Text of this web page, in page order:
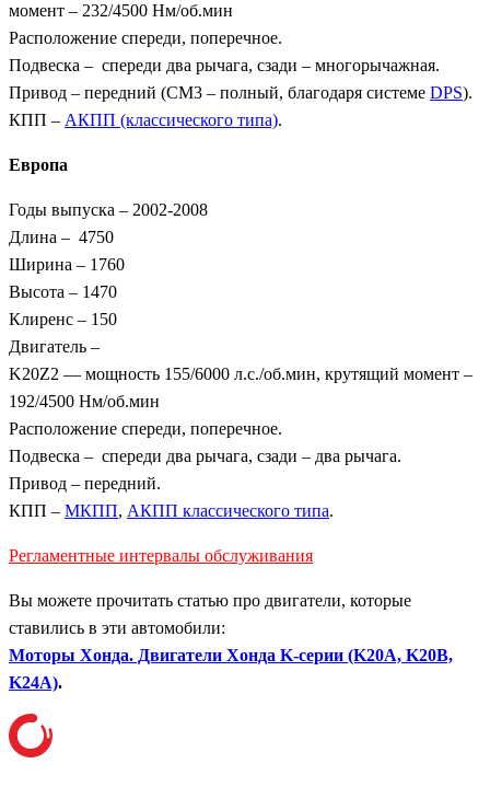
момент – 232/4500 Нм/об.мин
Расположение спереди, поперечное.
Подвеска – спереди два рычага, сзади – многорычажная.
Привод – передний (CM3 – полный, благодаря системе DPS).
КПП – АКПП (классического типа).
Европа
Годы выпуска – 2002-2008
Длина – 4750
Ширина – 1760
Высота – 1470
Клиренс – 150
Двигатель –
K20Z2 — мощность 155/6000 л.с./об.мин, крутящий момент –
192/4500 Нм/об.мин
Расположение спереди, поперечное.
Подвеска – спереди два рычага, сзади – два рычага.
Привод – передний.
КПП – МКПП, АКПП классического типа.
Регламентные интервалы обслуживания
Вы можете прочитать статью про двигатели, которые
ставились в эти автомобили:
Моторы Хонда. Двигатели Хонда K-серии (K20A, K20B,
K24A).